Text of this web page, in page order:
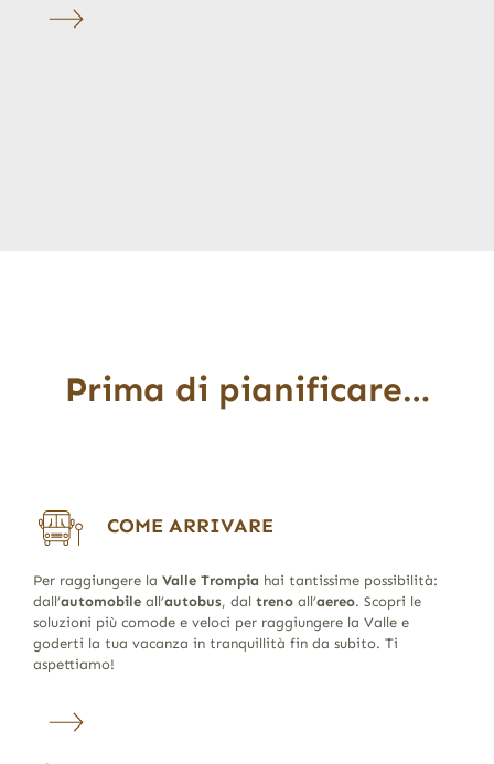
Prima di pianificare…
COME ARRIVARE
Per raggiungere la Valle Trompia hai tantissime possibilità:
dall’automobileall’autobus, dal trenoall’aereo. Scopri le
soluzioni più comode e veloci per raggiungere la Valle e
goderti la tua vacanza in tranquillità fin da subito. Ti
aspettiamo!